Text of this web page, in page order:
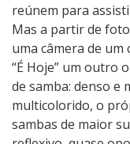
reúnem para
Mas a partir de
uma câmera de
“É Hoje” um outro
de samba: denso e
multicolorido, o
sambas de maior